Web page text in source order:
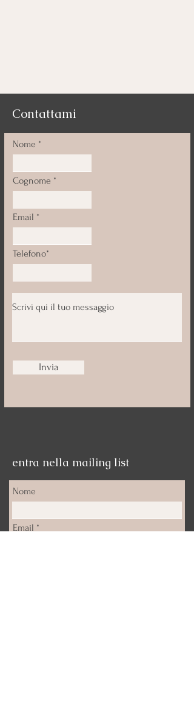
Contattami
Nome
Cognome
Email
Telefono*
Invia
entra nella mailing list
Nome
Email